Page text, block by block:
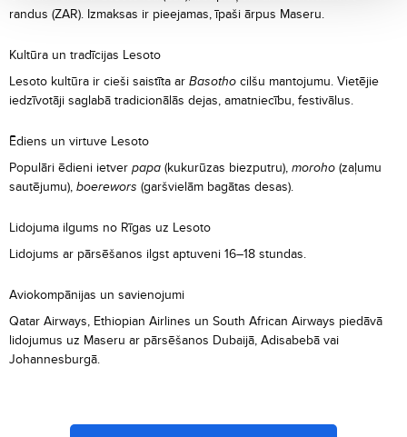
randus (ZAR). Izmaksas ir pieejamas, īpaši ārpus Maseru.
Kultūra un tradīcijas Lesoto
Lesoto kultūra ir cieši saistīta ar Basotho cilšu mantojumu. Vietējie
iedzīvotāji saglabā tradicionālās dejas, amatniecību, festivālus.
Ēdiens un virtuve Lesoto
Populāri ēdieni ietver papa (kukurūzas biezputru), moroho (zaļumu
sautējumu), boerewors (garšvielām bagātas desas).
Lidojuma ilgums no Rīgas uz Lesoto
Lidojums ar pārsēšanos ilgst aptuveni 16–18 stundas.
Aviokompānijas un savienojumi
Qatar Airways, Ethiopian Airlines un South African Airways piedāvā
lidojumus uz Maseru ar pārsēšanos Dubaijā, Adisabebā vai
Johannesburgā.